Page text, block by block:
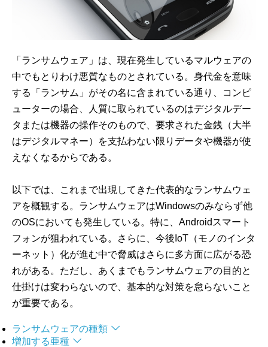
「ランサムウェア」は、現在発生しているマルウェアの
中でもとりわけ悪質なものとされている。身代金を意味
する「ランサム」がその名に含まれている通り、コンピ
ューターの場合、人質に取られているのはデジタルデー
タまたは機器の操作そのもので、要求された金銭（大半
はデジタルマネー）を支払わない限りデータや機器が使
えなくなるからである。
以下では、これまで出現してきた代表的なランサムウェ
アを概観する。ランサムウェアはWindowsのみならず他
のOSにおいても発生している。特に、Androidスマート
フォンが狙われている。さらに、今後IoT（モノのインタ
ーネット）化が進む中で脅威はさらに多方面に広がる恐
れがある。ただし、あくまでもランサムウェアの目的と
仕掛けは変わらないので、基本的な対策を怠らないこと
が重要である。
ランサムウェアの種類
増加する亜種